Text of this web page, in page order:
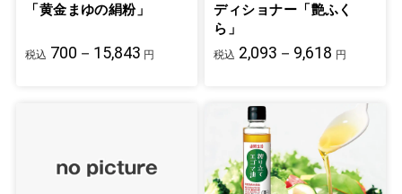
「黄金まゆの絹粉」
税込 700－15,843 円
ディショナー「艶ふく
ら」
税込 2,093－9,618 円